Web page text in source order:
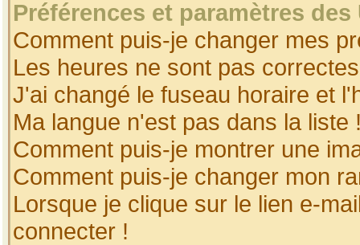
Préférences et paramètres
Comment puis-je changer mes
Les heures ne sont pas
J'ai changé le fuseau horaire et
Ma langue n'est pas dans la liste
Comment puis-je montrer une
Comment puis-je changer mon
Lorsque je clique sur le lien e-
connecter !